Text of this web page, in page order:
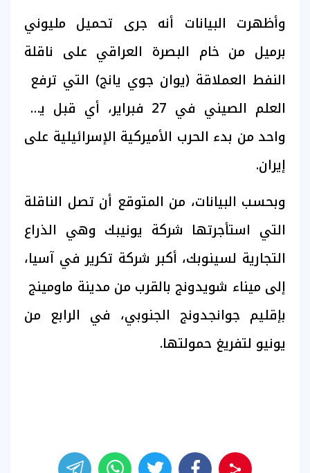
وأظهرت البيانات أنه جرى ⁠تحميل مليوني
برميل من خام البصرة العراقي على ناقلة
النفط العملاقة (يوان جوي يانج) التي ترفع ​
العلم الصيني في 27 فبراير، أي قبل يوم
واحد من بدء الحرب الأميركية الإسرائيلية على
إيران.
وبحسب البيانات، ⁠من المتوقع أن تصل الناقلة
التي ​استأجرتها شركة ​يونيبك وهي الذراع
التجارية لسينوبك، أكبر شركة تكرير في آسيا،
إلى ‌ميناء شويدونج بالقرب من مدينة ماومينج ​
بإقليم جوانجدونج الجنوبي، في الرابع من
⁠يونيو لتفريغ حمولتها.